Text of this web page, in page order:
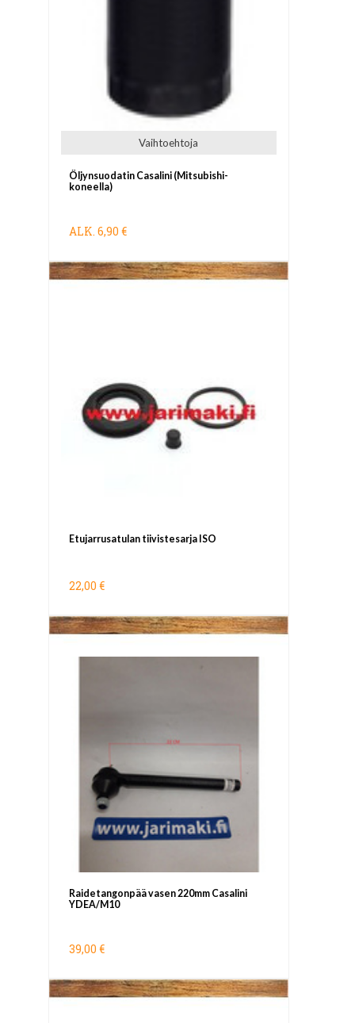
Vaihtoehtoja
Öljynsuodatin Casalini (Mitsubishi-
koneella)
ALK. 6,90 €
Etujarrusatulan tiivistesarja ISO
22,00 €
Raidetangonpää vasen 220mm Casalini
YDEA/M10
39,00 €